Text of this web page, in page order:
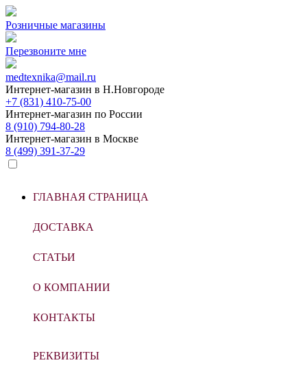
Розничные магазины
Перезвоните мне
medtexnika@mail.ru
Интернет-магазин в Н.Новгороде
+7 (831) 410-75-00
Интернет-магазин по России
8 (910) 794-80-28
Интернет-магазин в Москве
8 (499) 391-37-29
ГЛАВНАЯ СТРАНИЦА
ДОСТАВКА
СТАТЬИ
О КОМПАНИИ
КОНТАКТЫ
РЕКВИЗИТЫ